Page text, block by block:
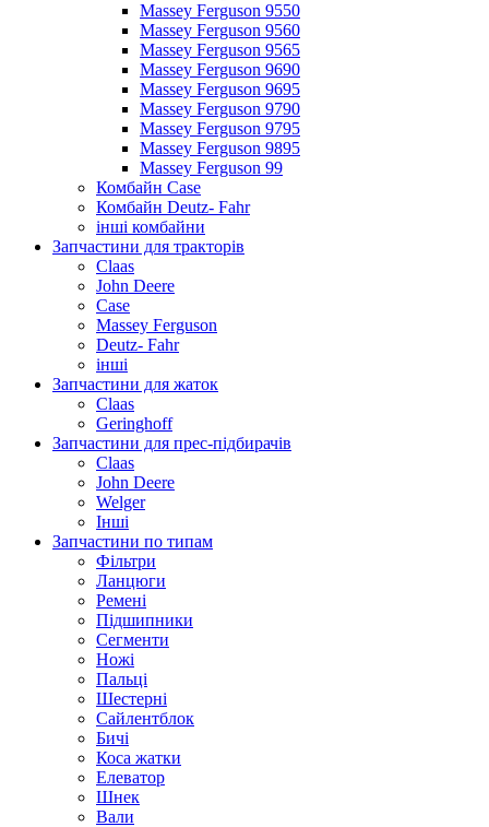
Massey Ferguson 9550
Massey Ferguson 9560
Massey Ferguson 9565
Massey Ferguson 9690
Massey Ferguson 9695
Massey Ferguson 9790
Massey Ferguson 9795
Massey Ferguson 9895
Massey Ferguson 99
Комбайн Case
Комбайн Deutz- Fahr
інші комбайни
Запчастини для тракторів
Claas
John Deere
Case
Massey Ferguson
Deutz- Fahr
інші
Запчастини для жаток
Claas
Geringhoff
Запчастини для прес-підбирачів
Claas
John Deere
Welger
Інші
Запчастини по типам
Фільтри
Ланцюги
Ремені
Підшипники
Сегменти
Ножі
Пальці
Шестерні
Сайлентблок
Бичі
Коса жатки
Елеватор
Шнек
Вали